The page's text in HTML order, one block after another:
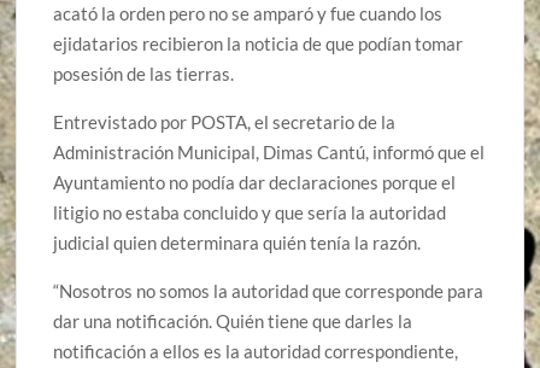
acató la orden pero no se amparó y fue cuando los
ejidatarios recibieron la noticia de que podían tomar
posesión de las tierras.
Entrevistado por POSTA, el secretario de la
Administración Municipal, Dimas Cantú, informó que el
Ayuntamiento no podía dar declaraciones porque el
litigio no estaba concluido y que sería la autoridad
judicial quien determinara quién tenía la razón.
“Nosotros no somos la autoridad que corresponde para
dar una notificación. Quién tiene que darles la
notificación a ellos es la autoridad correspondiente,